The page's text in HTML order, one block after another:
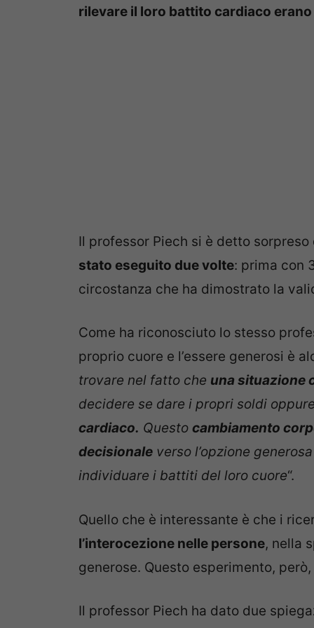
rilevare il loro battito cardiaco
Il professor Piech si è detto
stato eseguito due volte: prima con
circostanza che ha dimostrato la
Come ha riconosciuto lo stesso
proprio cuore e l’essere generosi è
trovare nel fatto che una situazione
decidere se dare i propri soldi
cardiaco. Questo cambiamento
decisionale verso l’opzione
individuare i battiti del loro cuore“.
Quello che è interessante è che i
l’interocezione nelle persone, nella
generose. Questo esperimento,
Il professor Piech ha dato due